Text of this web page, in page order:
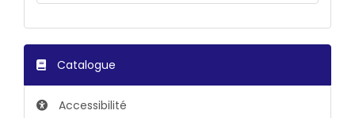
Catalogue
Accessibilité